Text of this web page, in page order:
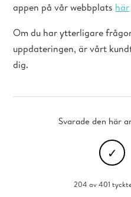
appen på vår webbplats här
Om du har ytterligare
uppdateringen, är vårt
dig.
Svarade den här
204 av 401